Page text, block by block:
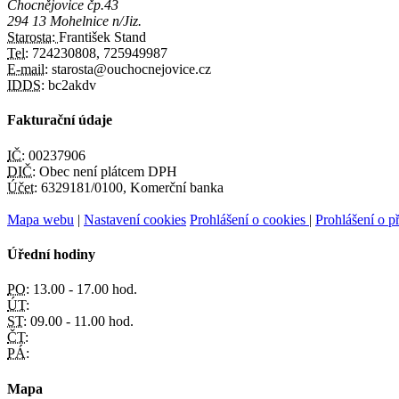
Chocnějovice čp.43
294 13 Mohelnice n/Jiz.
Starosta: František Stand
Tel: 724230808, 725949987
E-mail: starosta@ouchocnejovice.cz
IDDS: bc2akdv
Fakturační údaje
IČ: 00237906
DIČ: Obec není plátcem DPH
Účet: 6329181/0100, Komerční banka
Mapa webu | Nastavení cookies Prohlášení o cookies | Prohlášení o
Úřední hodiny
PO: 13.00 - 17.00 hod.
ÚT:
ST: 09.00 - 11.00 hod.
ČT:
PÁ:
Mapa